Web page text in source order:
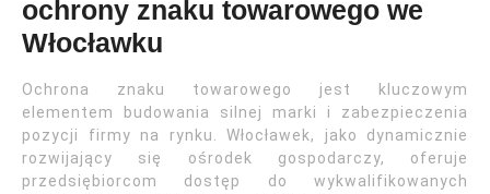
ochrony znaku towarowego we
Włocławku
Ochrona znaku towarowego jest kluczowym
elementem budowania silnej marki i zabezpieczenia
pozycji firmy na rynku. Włocławek, jako dynamicznie
rozwijający się ośrodek gospodarczy, oferuje
przedsiębiorcom dostęp do wykwalifikowanych